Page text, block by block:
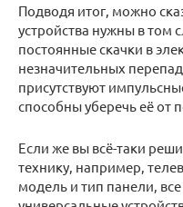
Подводя итог, можно
устройства нужны в том
постоянные скачки в
незначительных
присутствуют
способны уберечь её от
Если же вы всё-таки
технику, например,
модель и тип панели,